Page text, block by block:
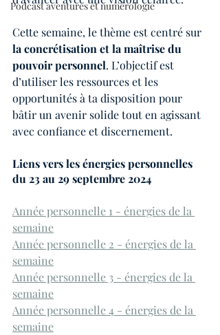
Podcast aventures et numérologie
Cette semaine, le thème est centré sur
la concrétisation et la maîtrise du
pouvoir personnel. L’objectif est
d’utiliser les ressources et les
opportunités à ta disposition pour
bâtir un avenir solide tout en agissant
avec confiance et discernement.
Liens vers les énergies personnelles
du 23 au 29 septembre 2024
Année personnelle 1 - énergies de la
semaine
Année personnelle 2 - énergies de la
semaine
Année personnelle 3 - énergies de la
semaine
Année personnelle 4 - énergies de la
semaine